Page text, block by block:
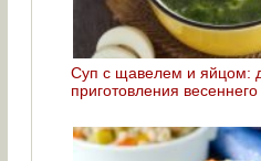
Суп с щавелем и яйцом:
приготовления